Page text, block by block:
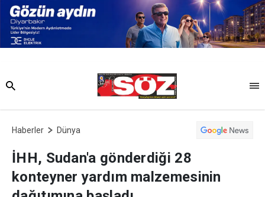
Haberler Dünya
İHH, Sudan'a gönderdiği 28
konteyner yardım malzemesinin